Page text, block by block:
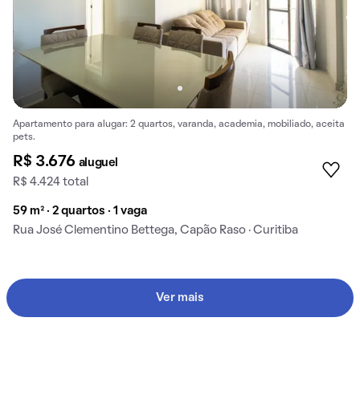
Apartamento para alugar: 2 quartos, varanda, academia, mobiliado, aceita
pets.
R$ 3.676 aluguel
R$ 4.424 total
59 m² · 2 quartos · 1 vaga
Rua José Clementino Bettega, Capão Raso · Curitiba
Ver mais